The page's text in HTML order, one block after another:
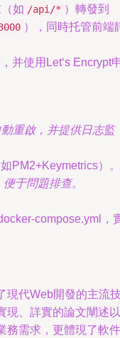
如 /api/* ）轉發到
），同時托管前端
并使用Let‘s Encrypt
重啟，并提供日志監
PM2+Keymetrics）。
于問題排查。
compose.yml，
現代Web開發的主流
現、詳實的論文闡述以
務需求，更體現了軟件